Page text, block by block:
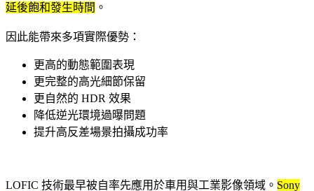
延後飽和發生時間 。
因此能帶來多項實際優勢：
更高的動態範圍表現
更完整的高光細節保留
更自然的 HDR 效果
降低逆光環境過曝問題
提升高反差場景拍攝成功率
LOFIC 技術最早被自率先應用於車用與工業影像領域。 Sony